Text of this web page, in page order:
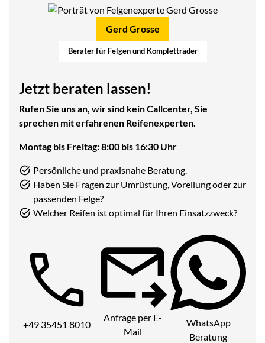
Gerd Grosse
Berater für Felgen und Kompletträder
Jetzt beraten lassen!
Rufen Sie uns an, wir sind kein Callcenter, Sie
sprechen mit erfahrenen Reifenexperten.
Montag bis Freitag: 8:00 bis 16:30 Uhr
Persönliche und praxisnahe Beratung.
Haben Sie Fragen zur Umrüstung, Voreilung oder zur
passenden Felge?
Welcher Reifen ist optimal für Ihren Einsatzzweck?
Telefon:
+49 35451 8010
Anfrage per E-
Mail
WhatsApp
Beratung